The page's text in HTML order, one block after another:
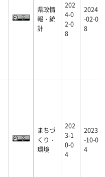
県政情
報・統
計
202
4-0
2-0
8
2024
-02-0
8
まちづ
くり・
環境
202
3-1
0-0
4
2023
-10-0
4